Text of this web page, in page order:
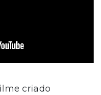
criado